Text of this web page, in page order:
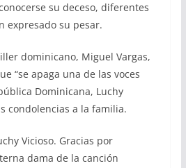
su deceso, diferentes
expresado su pesar.
dominicano, Miguel Vargas,
“se apaga una de las voces
Dominicana, Luchy
condolencias a la familia.
Vicioso. Gracias por
dama de la canción